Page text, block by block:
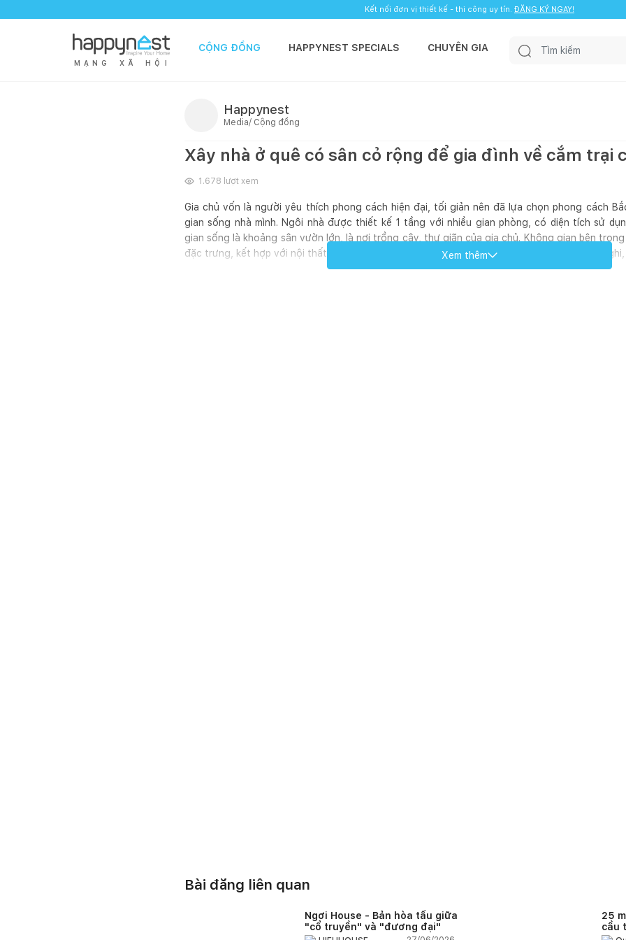
Kết nối đơn vị thiết kế - thi công uy tín. ĐĂNG KÝ NGAY!
M Ạ N G X Ã H Ộ I
CỘNG ĐỒNG HAPPYNEST SPECIALS CHUYÊN GIA
Happynest
Media/ Cộng đồng
Xây nhà ở quê có sân cỏ rộng để gia đình về cắm trại
1.678 lượt xem
Gia chủ vốn là người yêu thích phong cách hiện đại, tối giản nên đã lựa chọn phong cách
gian sống nhà mình. Ngôi nhà được thiết kế 1 tầng với nhiều gian phòng, có diện tích sử
gian sống là khoảng sân vườn lớn, là nơi trồng cây, thư giãn của gia chủ. Không gian bên
đặc trưng, kết hợp với nội thất gỗ đơn giản, giúp không gian thoáng đãng mà vẫn rất tiện nghi,
Xem thêm
Bài đăng liên quan
Ngơi House - Bản hòa tấu giữa
"cổ truyền" và "đương đại"
25
cầu